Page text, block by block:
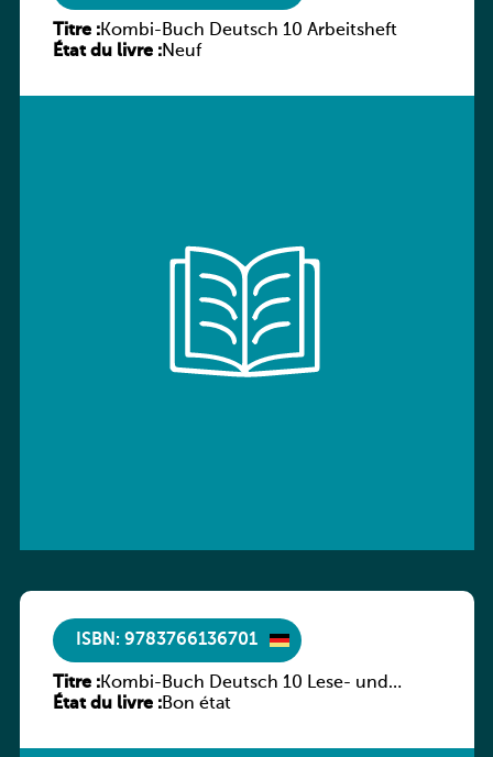
Titre :Kombi-Buch Deutsch 10 Arbeitsheft
État du livre :Neuf
ISBN: 9783766136701
Titre :Kombi-Buch Deutsch 10 Lese- und
Sprachbuch
État du livre :Bon état